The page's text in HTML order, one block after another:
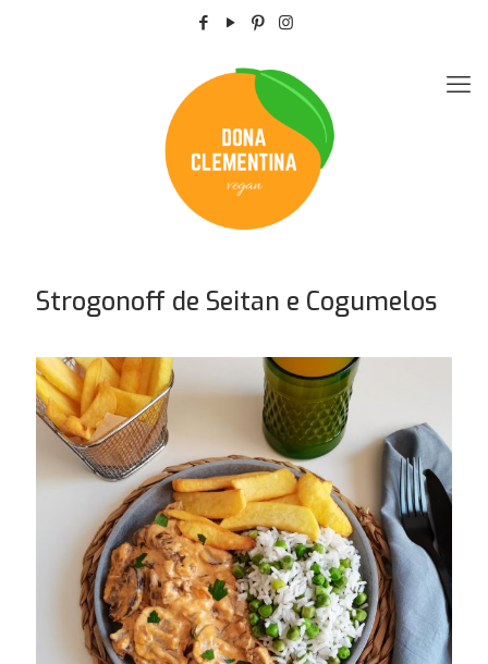
Strogonoff de Seitan e Cogumelos